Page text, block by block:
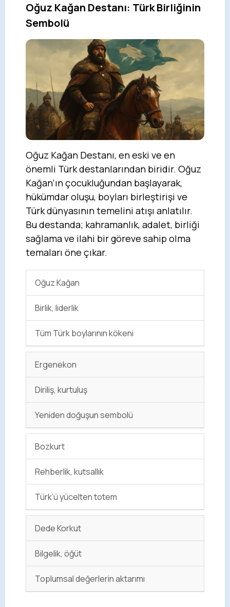
Oğuz Kağan Destanı: Türk Birliğinin
Sembolü
Oğuz Kağan Destanı, en eski ve en
önemli Türk destanlarından biridir. Oğuz
Kağan’ın çocukluğundan başlayarak,
hükümdar oluşu, boyları birleştirişi ve
Türk dünyasının temelini atışı anlatılır.
Bu destanda; kahramanlık, adalet, birliği
sağlama ve ilahi bir göreve sahip olma
temaları öne çıkar.
Oğuz Kağan
Birlik, liderlik
Tüm Türk boylarının kökeni
Ergenekon
Diriliş, kurtuluş
Yeniden doğuşun sembolü
Bozkurt
Rehberlik, kutsallık
Türk’ü yücelten totem
Dede Korkut
Bilgelik, öğüt
Toplumsal değerlerin aktarımı